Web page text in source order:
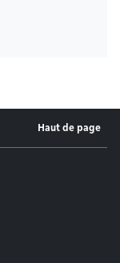
Haut de page